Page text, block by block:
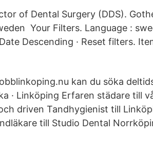
of Dental Surgery (DDS).
Your Filters. Language :
Descending · Reset filters.
kan du söka
· Linköping Erfaren städare till
driven Tandhygienist till
till Studio Dental